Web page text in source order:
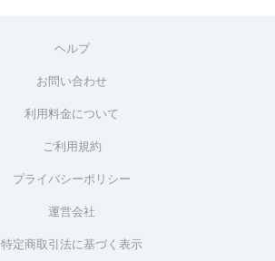
ヘルプ
お問い合わせ
利用料金について
ご利用規約
プライバシーポリシー
運営会社
特定商取引法に基づく表示